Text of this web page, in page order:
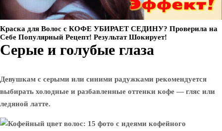
Краска для Волос с КОФЕ УБИРАЕТ СЕДИНУ? Проверила на
Себе Популярный Рецепт! Результат Шокирует!
Серые и голубые глаза
Девушкам с серыми или синими радужками рекомендуется
выбирать холодные и разбавленные оттенки кофе — гляс или
ледяной латте.